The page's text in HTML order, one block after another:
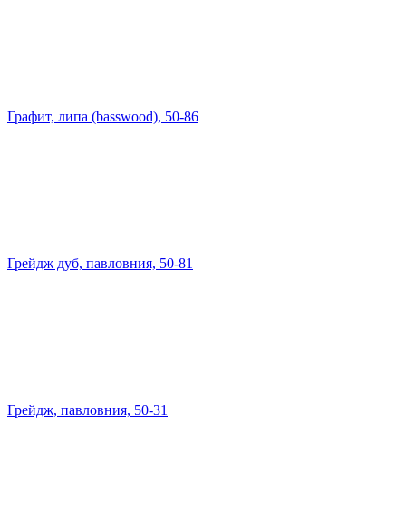
Графит, липа (basswood), 50-86
Грейдж дуб, павловния, 50-81
Грейдж, павловния, 50-31